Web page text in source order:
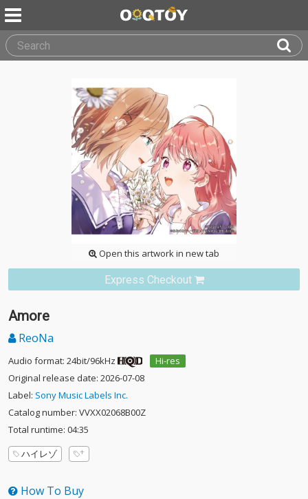
Open this artwork in new tab
Express Checkout
Amore
ReoNa
Audio format: 24bit/96kHz
Hi-res
Original release date: 2026-07-08
Label: Sony Music Labels Inc.
Catalog number: VVXX02068B00Z
Total runtime: 04:35
ハイレゾ
How To Buy